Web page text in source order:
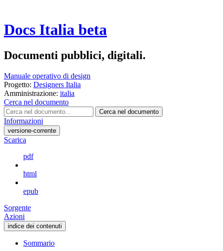
Docs Italia beta
Documenti pubblici, digitali.
Manuale operativo di design
Progetto: Designers Italia
Amministrazione: italia
Cerca nel documento
Cerca nel documento
Informazioni
versione-corrente
Scarica
pdf
html
epub
Sorgente
Azioni
indice dei contenuti
Sommario